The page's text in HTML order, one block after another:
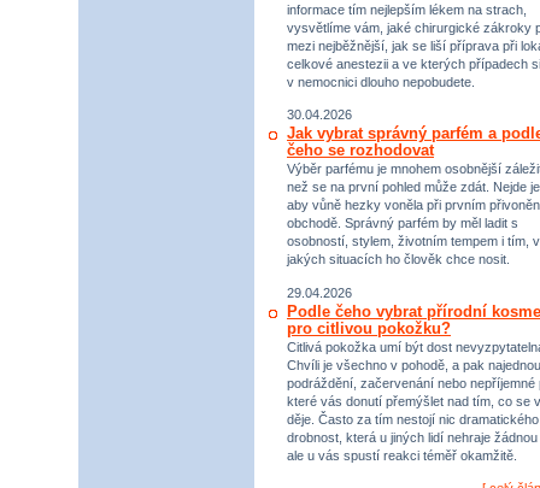
informace tím nejlepším lékem na strach,
vysvětlíme vám, jaké chirurgické zákroky
mezi nejběžnější, jak se liší příprava při
celkové anestezii a ve kterých případech si
v nemocnici dlouho nepobudete.
30.04.2026
Jak vybrat správný parfém a
čeho se rozhodovat
Výběr parfému je mnohem osobnější
než se na první pohled může zdát. Nejde
aby vůně hezky voněla při prvním
obchodě. Správný parfém by měl ladit s
osobností, stylem, životním tempem i tím, v
jakých situacích ho člověk chce nosit.
29.04.2026
Podle čeho vybrat přírodní
pro citlivou pokožku?
Citlivá pokožka umí být dost
Chvíli je všechno v pohodě, a pak
podráždění, začervenání nebo nepříjemné
které vás donutí přemýšlet nad tím, co se
děje. Často za tím nestojí nic
drobnost, která u jiných lidí nehraje žádnou
ale u vás spustí reakci téměř okamžitě.